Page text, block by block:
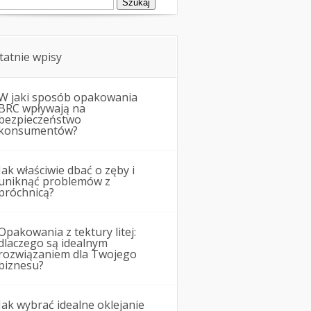
wpisy
jaki sposób opakowania
wpływają na
właściwie dbać o zęby i
problemów z
z tektury litej:
są idealnym
dla Twojego
wybrać idealne oklejanie